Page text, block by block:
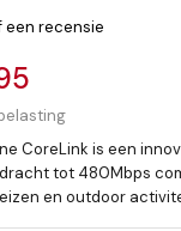
een recensie
CoreLink is een
tot 480Mbps
en outdoor